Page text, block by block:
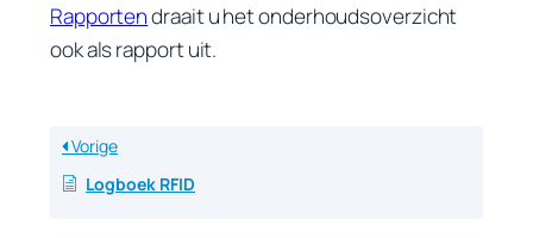
Rapportendraait u het onderhoudsoverzicht
ook als rapport uit.
Vorige
Logboek RFID